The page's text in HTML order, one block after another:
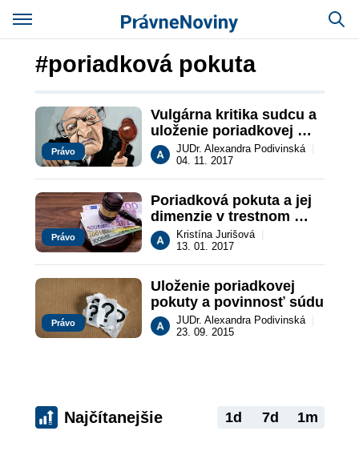
#poriadková pokuta
Právo
Vulgárna kritika sudcu a
uloženie poriadkovej
pokutyJUDr. Alexandra Podivinská
04. 11. 2017
Právo
Poriadková pokuta a jej
dimenzie v trestnom
konaníKristína Jurišová
13. 01. 2017
Právo
Uloženie poriadkovej
pokuty a povinnosť súdu
JUDr. Alexandra Podivinská
23. 09. 2015
Najčítanejšie 1d 7d 1m